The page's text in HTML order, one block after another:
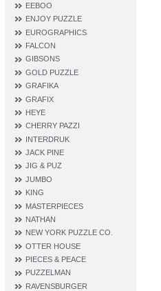
EEBOO
ENJOY PUZZLE
EUROGRAPHICS
FALCON
GIBSONS
GOLD PUZZLE
GRAFIKA
GRAFIX
HEYE
CHERRY PAZZI
INTERDRUK
JACK PINE
JIG & PUZ
JUMBO
KING
MASTERPIECES
NATHAN
NEW YORK PUZZLE CO.
OTTER HOUSE
PIECES & PEACE
PUZZELMAN
RAVENSBURGER